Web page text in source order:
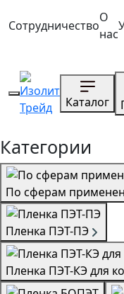
Сотрудничество
О
нас
Каталог
Категории
По сферам
Пленка ПЭТ-ПЭ
Пленка ПЭТ-КЭ для